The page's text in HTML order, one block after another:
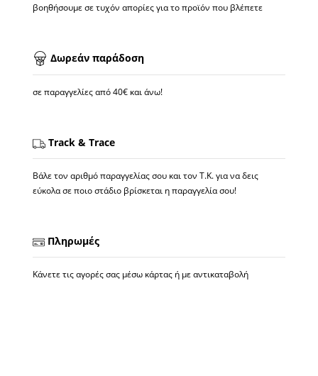
βοηθήσουμε σε τυχόν απορίες για το προϊόν που βλέπετε
Δωρεάν παράδοση
σε παραγγελίες από 40€ και άνω!
Track & Trace
Βάλε τον αριθμό παραγγελίας σου και τον Τ.Κ. για να δεις
εύκολα σε ποιο στάδιο βρίσκεται η παραγγελία σου!
Πληρωμές
Κάνετε τις αγορές σας μέσω κάρτας ή με αντικαταβολή